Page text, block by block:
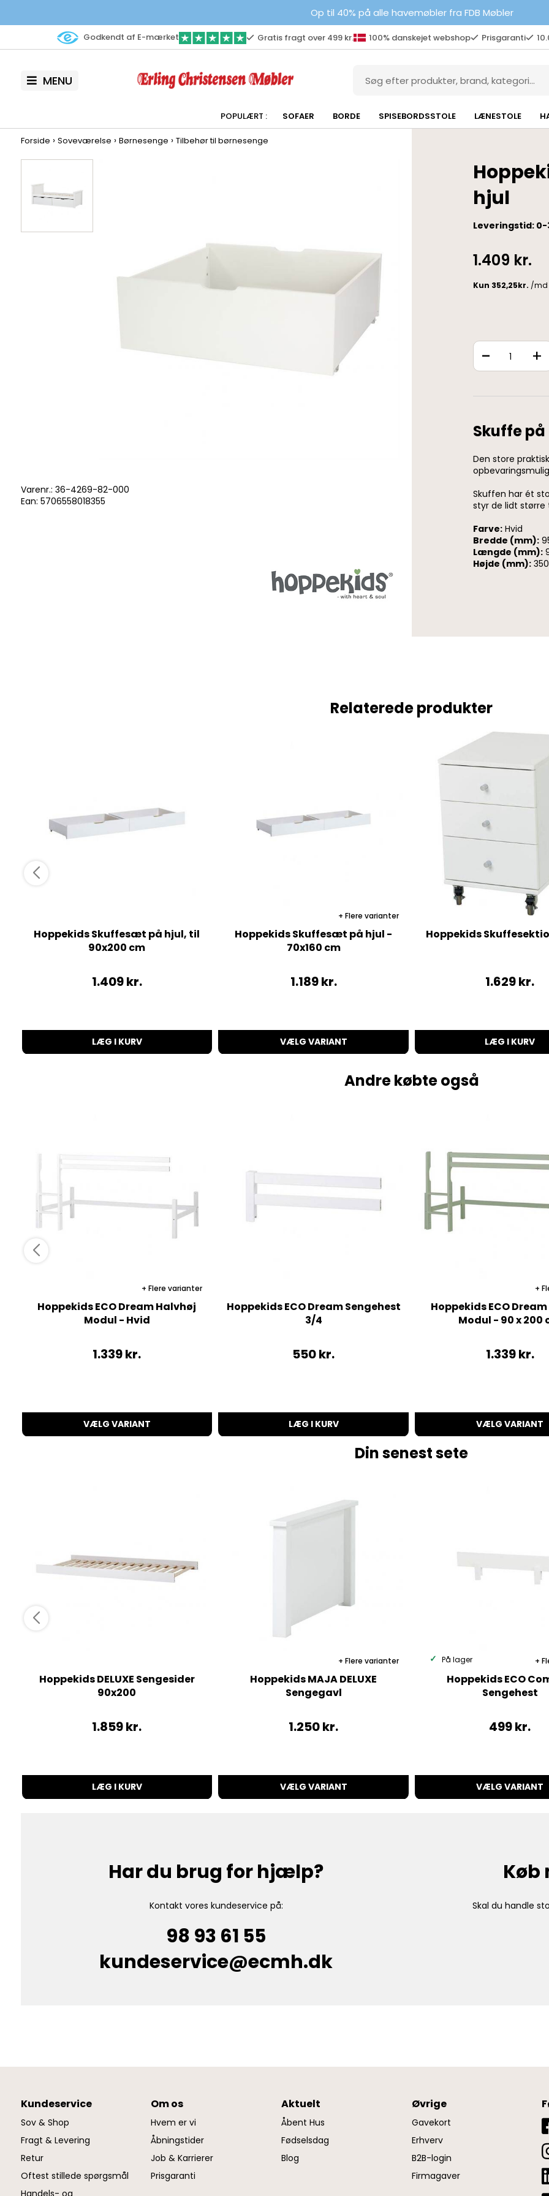
Op til 40% på alle havemøbler fra FDB Møbler
Godkendt af E-mærket Gratis fragt over 499 kr. 100% danskejet webshop Prisgaranti
MENU
SOFAER BORDE SPISEBORDSSTOLE LÆNESTOLE
Forside › Soveværelse › Børnesenge › Tilbehør til børnesenge
Varenr.: 36-4269-82-000
Ean: 5706558018355
hjul
Leveringstid:
1.409 kr.
+
-
Skuffe på
Den store
Skuffen har ét
styr de lidt større
Farve: Hvid
Bredde (mm):
Længde (mm):
Højde (mm): 350
Relaterede produkter
Hoppekids Skuffesæt på hjul, til
90x200 cm
1.409kr.
LÆG I KURV
Flere varianter
Hoppekids Skuffesæt på hjul -
70x160 cm
1.189kr.
VÆLG VARIANT
Hoppekids
1.629kr.
LÆG I KURV
Andre købte også
Flere varianter
Hoppekids ECO Dream Halvhøj
Modul - Hvid
1.339kr.
VÆLG VARIANT
Hoppekids ECO Dream Sengehest
3/4
550kr.
LÆG I KURV
Hoppekids ECO
Modul - 90 x 200
1.339kr.
VÆLG VARIANT
Din senest sete
Hoppekids DELUXE Sengesider
90x200
1.859kr.
LÆG I KURV
Flere varianter
Hoppekids MAJA DELUXE
Sengegavl
1.250kr.
VÆLG VARIANT
På lager
Hoppekids ECO
Sengehest
499kr.
VÆLG VARIANT
Har du brug for hjælp?
Kontakt vores kundeservice på:
98 93 61 55
kundeservice@ecmh.dk
Køb
Skal du handle
Kundeservice
Sov & Shop
Fragt & Levering
Retur
Oftest stillede spørgsmål
Handels- og
Om os
Hvem er vi
Åbningstider
Job & Karrierer
Prisgaranti
Aktuelt
Åbent Hus
Fødselsdag
Blog
Øvrige
Gavekort
Erhverv
B2B-login
Firmagaver